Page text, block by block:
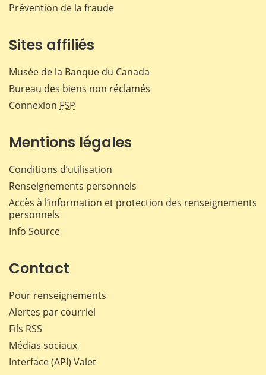
Prévention de la fraude
Sites affiliés
Musée de la Banque du Canada
Bureau des biens non réclamés
Connexion FSP
Mentions légales
Conditions d’utilisation
Renseignements personnels
Accès à l’information et protection des renseignements
personnels
Info Source
Contact
Pour renseignements
Alertes par courriel
Fils RSS
Médias sociaux
Interface (API) Valet